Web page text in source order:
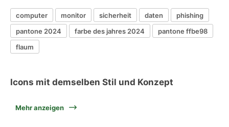
computer monitor sicherheit daten
phishing
pantone 2024
farbe des jahres 2024
pantone ffbe98
flaum
Icons mit demselben Stil und Konzept
Mehr anzeigen